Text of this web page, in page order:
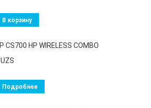
В корзину
CS700 HP WIRELESS COMBO
UZS
Подробнее